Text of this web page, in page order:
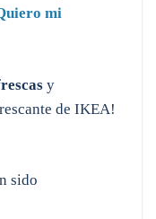
mi
y
de IKEA!
sido